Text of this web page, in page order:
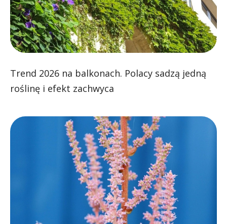
Trend 2026 na balkonach. Polacy sadzą jedną
roślinę i efekt zachwyca